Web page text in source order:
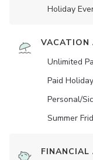
Holiday
VACATION
Unlimited
Paid
Personal/
Summer
FINANCIAL